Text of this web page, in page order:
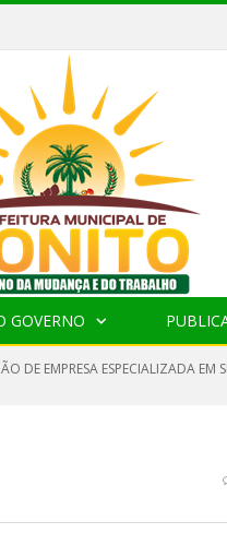
GOVERNO
DE EMPRESA ESPECIALIZADA